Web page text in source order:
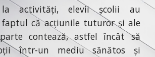
la activități, elevii școlii au
că acțiunile tuturor și ale
contează, astfel încât să
într-un mediu sănătos și